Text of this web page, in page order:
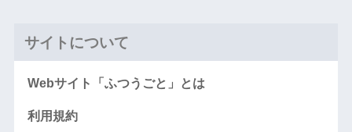
サイトについて
Webサイト「ふつうごと」とは
利用規約